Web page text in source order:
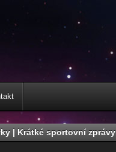
| Krátké sportovní zprávy